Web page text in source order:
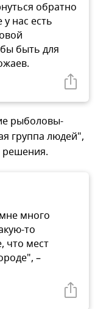
обратно
нас есть
быть для
рыболовы-
группа людей",
решения.
много
то
что мест
–